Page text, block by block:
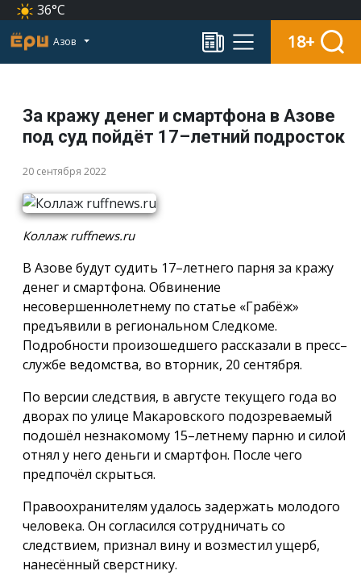
36°C
Азов 18+
За кражу денег и смартфона в Азове
под суд пойдёт 17–летний подросток
20 сентября 2022
Коллаж ruffnews.ru
В Азове будут судить 17–летнего парня за кражу
денег и смартфона. Обвинение
несовершеннолетнему по статье «Грабёж»
предъявили в региональном Следкоме.
Подробности произошедшего рассказали в пресс–
службе ведомства, во вторник, 20 сентября.
По версии следствия, в августе текущего года во
дворах по улице Макаровского подозреваемый
подошёл незнакомому 15–летнему парню и силой
отнял у него деньги и смартфон. После чего
предпочёл скрыться.
Правоохранителям удалось задержать молодого
человека. Он согласился сотрудничать со
следствием, признал вину и возместил ущерб,
нанесённый сверстнику.